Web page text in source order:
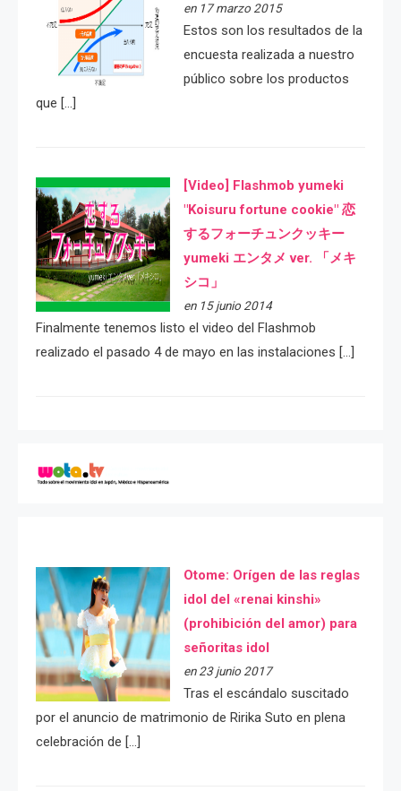
en 17 marzo 2015
Estos son los resultados de la
encuesta realizada a nuestro
público sobre los productos
que […]
[Video] Flashmob yumeki
"Koisuru fortune cookie" 恋
するフォーチュンクッキー
yumeki エンタメ ver. 「メキ
シコ」
en 15 junio 2014
Finalmente tenemos listo el video del Flashmob
realizado el pasado 4 de mayo en las instalaciones […]
Otome: Orígen de las reglas
idol del «renai kinshi»
(prohibición del amor) para
señoritas idol
en 23 junio 2017
Tras el escándalo suscitado
por el anuncio de matrimonio de Ririka Suto en plena
celebración de […]